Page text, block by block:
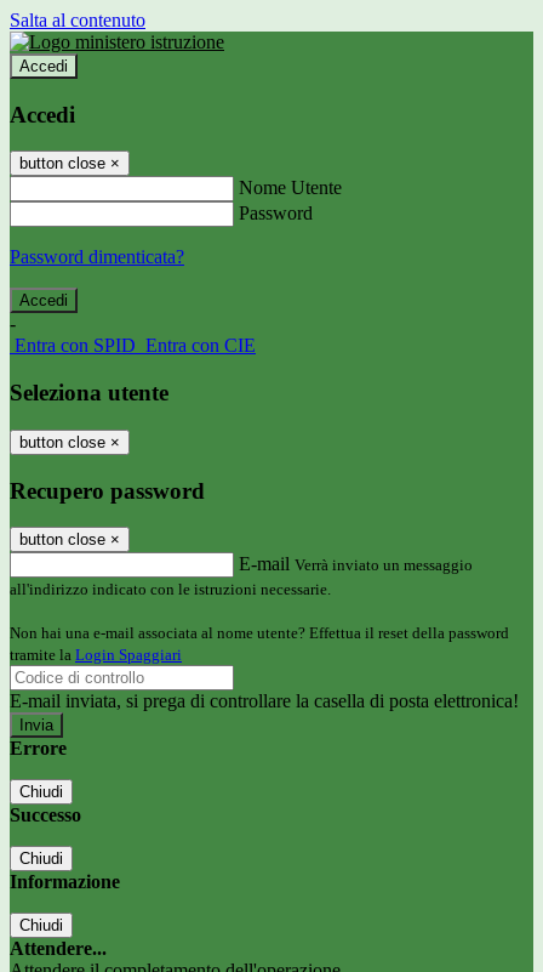
Salta al contenuto
Accedi
Accedi
button close ×
Nome Utente
Password
Password dimenticata?
-
Entra con SPID Entra con CIE
Seleziona utente
button close ×
Recupero password
button close ×
E-mail Verrà inviato un messaggio
all'indirizzo indicato con le istruzioni necessarie.
Non hai una e-mail associata al nome utente? Effettua il reset della password
tramite la Login Spaggiari
E-mail inviata, si prega di controllare la casella di posta elettronica!
Errore
Chiudi
Successo
Chiudi
Informazione
Chiudi
Attendere...